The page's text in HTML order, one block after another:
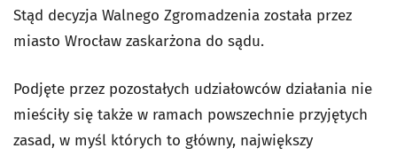
Stąd decyzja Walnego Zgromadzenia została przez
miasto Wrocław zaskarżona do sądu.
Podjęte przez pozostałych udziałowców działania nie
mieściły się także w ramach powszechnie przyjętych
zasad, w myśl których to główny, największy